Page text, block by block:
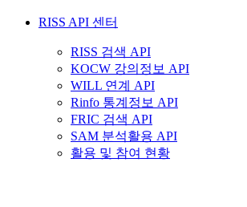
RISS API 센터
RISS 검색 API
KOCW 강의정보 API
WILL 연계 API
Rinfo 통계정보 API
FRIC 검색 API
SAM 분석활용 API
활용 및 참여 현황